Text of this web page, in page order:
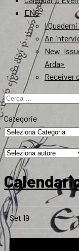
ENG
I
An
New
Arda»
Receiver
Ricerca
per:
Categorie
Set 19